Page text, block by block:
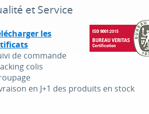
et Service
les
de commande
colis
en J+1 des produits en stock